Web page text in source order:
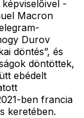
-
Macron
Durov
döntés”, és
döntöttek,
ebédelt
ben francia
keretében.